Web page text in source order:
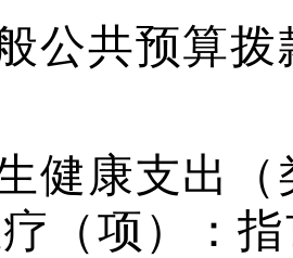
公共预算
健康支出
（项）：